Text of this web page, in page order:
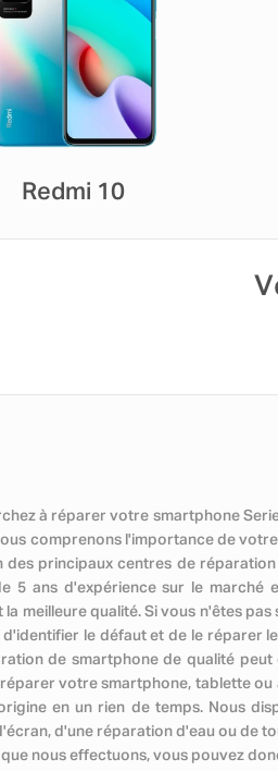
Redmi 10
à réparer votre smartphone
comprenons l'importance de
des principaux centres de
5 ans d'expérience sur le marché
la meilleure qualité. Si vous n'êtes
le défaut et de le réparer
de smartphone de qualité
votre smartphone, tablette
en un rien de temps. Nous
d'une réparation d'eau ou de
nous effectuons, vous pouvez